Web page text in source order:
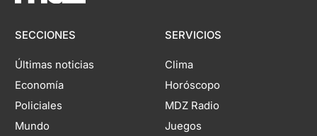
SECCIONES
Últimas noticias
Economía
Policiales
Mundo
SERVICIOS
Clima
Horóscopo
MDZ Radio
Juegos